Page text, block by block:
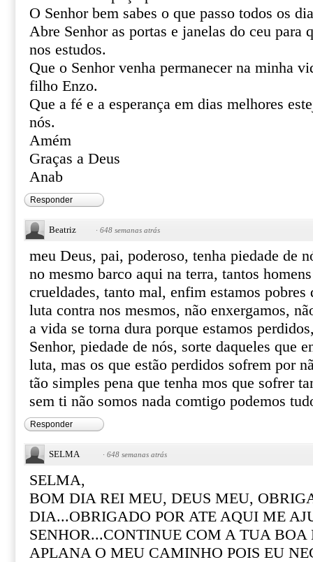
O Senhor bem sabes o que passo todos os
Abre Senhor as portas e janelas do ceu para
nos estudos.
Que o Senhor venha permanecer na minha
filho Enzo.
Que a fé e a esperança em dias melhores
nós.
Amém
Graças a Deus
Anab
Responder
Beatriz · 648 semanas atrás
meu Deus, pai, poderoso, tenha piedade de
no mesmo barco aqui na terra, tantos
crueldades, tanto mal, enfim estamos pobres
luta contra nos mesmos, não enxergamos,
a vida se torna dura porque estamos
Senhor, piedade de nós, sorte daqueles que
luta, mas os que estão perdidos sofrem por
tão simples pena que tenha mos que sofrer
sem ti não somos nada comtigo podemos
Responder
SELMA · 648 semanas atrás
SELMA,
BOM DIA REI MEU, DEUS MEU,
DIA...OBRIGADO POR ATE AQUI ME
SENHOR...CONTINUE COM A TUA
APLANA O MEU CAMINHO POIS EU